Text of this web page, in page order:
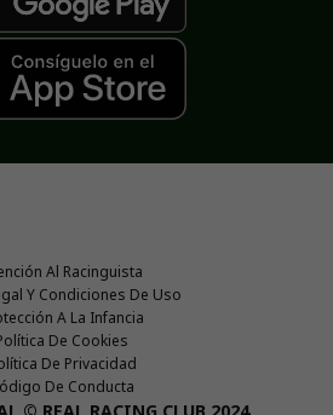
Al Racinguista
Y Condiciones De Uso
A La Infancia
De Cookies
De Privacidad
De Conducta